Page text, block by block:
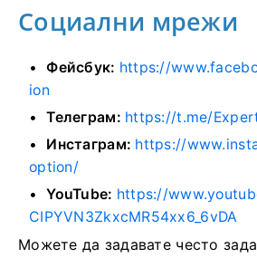
Социални мрежи
Фейсбук: https://
ion
Телеграм: https://t.me/
Инстаграм: https://
option/
YouTube: https://
CIPYVN3ZkxcMR54xx6_6vDA
Можете да задавате често